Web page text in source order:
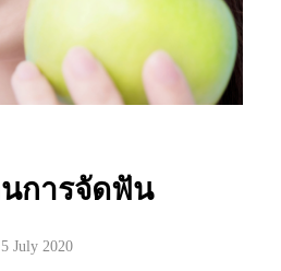
การจัดฟัน
5 July 2020